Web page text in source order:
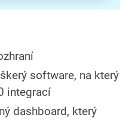
software, na který
integrací
dashboard, který